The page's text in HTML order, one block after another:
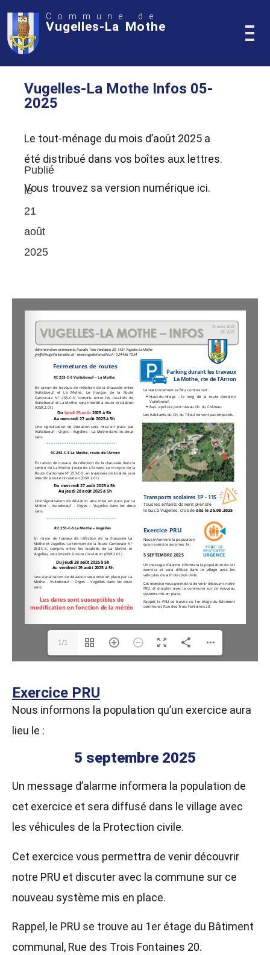
Commune de
Vugelles-La Mothe
Vugelles-La Mothe Infos 05-
2025
Le tout-ménage du mois d’août 2025 a
été distribué dans vos boîtes aux lettres.
Vous trouvez sa version numérique ici.
Publié
le
21
août
2025
1/1
Exercice PRU
Nous informons la population qu’un exercice aura
lieu le :
5 septembre 2025
Un message d’alarme informera la population de
cet exercice et sera diffusé dans le village avec
les véhicules de la Protection civile.
Cet exercice vous permettra de venir découvrir
notre PRU et discuter avec la commune sur ce
nouveau système mis en place.
Rappel, le PRU se trouve au 1er étage du Bâtiment
communal, Rue des Trois Fontaines 20.